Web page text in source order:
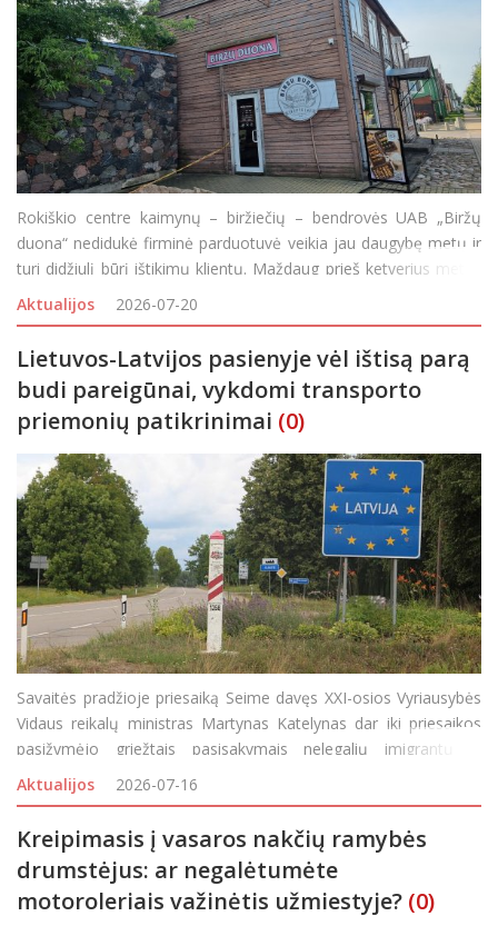
Rokiškio centre kaimynų – biržiečių – bendrovės UAB „Biržų
duona“ nedidukė firminė parduotuvė veikia jau daugybę metų ir
turi didžiulį būrį ištikimų klientų. Maždaug prieš ketverius metus
bendrovės vadovai paskelbė apie planuojamus pokyčius Rokišky
Aktualijos 2026-07-20
Lietuvos-Latvijos pasienyje vėl ištisą parą
budi pareigūnai, vykdomi transporto
priemonių patikrinimai (0)
Savaitės pradžioje priesaiką Seime davęs XXI-osios Vyriausybės
Vidaus reikalų ministras Martynas Katelynas dar iki priesaikos
pasižymėjo griežtais pasisakymais nelegalių imigrantų iš
Latvijos į Lietuvą tema teigdamas, jog kaimynei nesusitvarkant
su migrantų srautu, neatmestų galimybės grąžint
Aktualijos 2026-07-16
Kreipimasis į vasaros nakčių ramybės
drumstėjus: ar negalėtumėte
motoroleriais važinėtis užmiestyje? (0)